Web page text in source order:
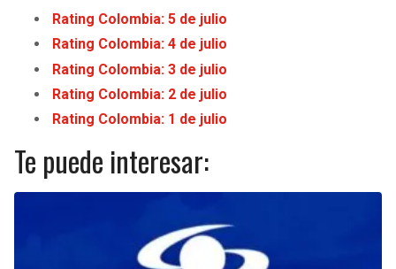
Rating Colombia: 5 de julio
Rating Colombia: 4 de julio
Rating Colombia: 3 de julio
Rating Colombia: 2 de julio
Rating Colombia: 1 de julio
Te puede interesar: